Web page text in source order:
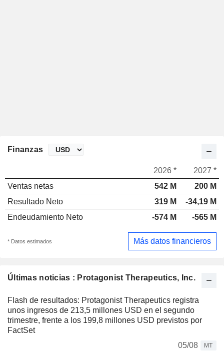
Últimas noticias : Protagonist Therapeutics, Inc.
Flash de resultados: Protagonist Therapeutics registra
unos ingresos de 213,5 millones USD en el segundo
trimestre, frente a los 199,8 millones USD previstos por
FactSet
05/08
MT
Finanzas
2026 *
2027 *
Ventas netas
542 M
200 M
Resultado Neto
319 M
-34,19 M
Endeudamiento Neto
-574 M -565 M
* Datos estimados Más datos financieros